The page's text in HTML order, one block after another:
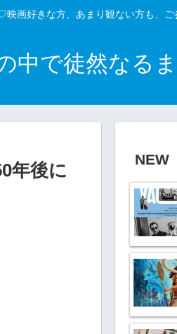
映画好きな方、あまり観ない方も、
中で徒然なる
年後に
NEW